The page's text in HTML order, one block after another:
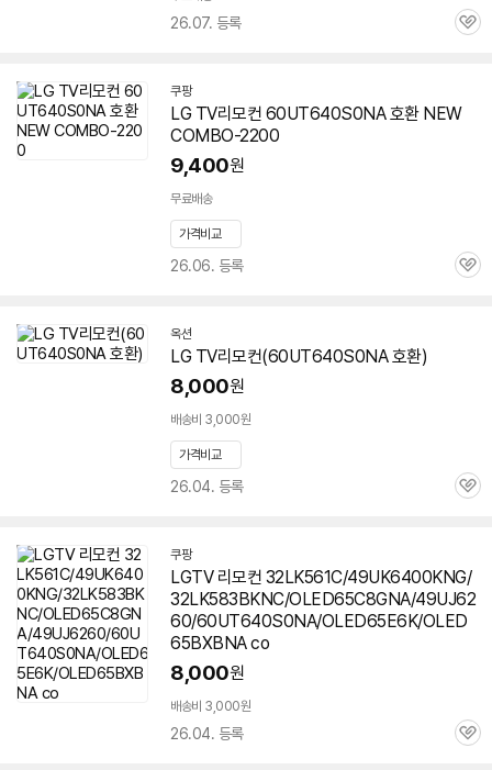
26.07. 등록
관
쿠팡
LG TV리모컨 60UT640S0NA호환 NEW
COMBO-2200
9,400원
무료배송
가격비교
26.06. 등록
관
옥션
LG TV리모컨(60UT640S0NA호환)
8,000원
배송비 3,000원
가격비교
26.04. 등록
관
쿠팡
LGTV 리모컨 32LK561C/49UK6400KNG/
32LK583BKNC/OLED65C8GNA/49UJ62
60/60UT640S0NA/OLED65E6K/OLED
65BXBNA co
8,000원
배송비 3,000원
26.04. 등록
관